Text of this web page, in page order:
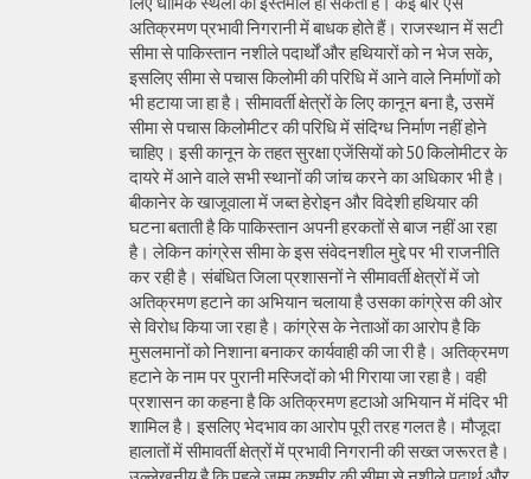
अतिक्रमण प्रभावी निगरानी में बाधक होते हैं। राजस्थान में सटी
सीमा से पाकिस्तान नशीले पदार्थों और हथियारों को न भेज सके,
इसलिए सीमा से पचास किलोमी की परिधि में आने वाले निर्माणों को
भी हटाया जा हा है। सीमावर्ती क्षेत्रों के लिए कानून बना है, उसमें
सीमा से पचास किलोमीटर की परिधि में संदिग्ध निर्माण नहीं होने
चाहिए। इसी कानून के तहत सुरक्षा एजेंसियों को 50 किलोमीटर के
दायरे में आने वाले सभी स्थानों की जांच करने का अधिकार भी है।
बीकानेर के खाजूवाला में जब्त हेरोइन और विदेशी हथियार की
घटना बताती है कि पाकिस्तान अपनी हरकतों से बाज नहीं आ रहा
है। लेकिन कांग्रेस सीमा के इस संवेदनशील मुद्दे पर भी राजनीति
कर रही है। संबंधित जिला प्रशासनों ने सीमावर्ती क्षेत्रों में जो
अतिक्रमण हटाने का अभियान चलाया है उसका कांग्रेस की ओर
से विरोध किया जा रहा है। कांग्रेस के नेताओं का आरोप है कि
मुसलमानों को निशाना बनाकर कार्यवाही की जा री है। अतिक्रमण
हटाने के नाम पर पुरानी मस्जिदों को भी गिराया जा रहा है। वही
प्रशासन का कहना है कि अतिक्रमण हटाओ अभियान में मंदिर भी
शामिल है। इसलिए भेदभाव का आरोप पूरी तरह गलत है। मौजूदा
हालातों में सीमावर्ती क्षेत्रों में प्रभावी निगरानी की सख्त जरूरत है।